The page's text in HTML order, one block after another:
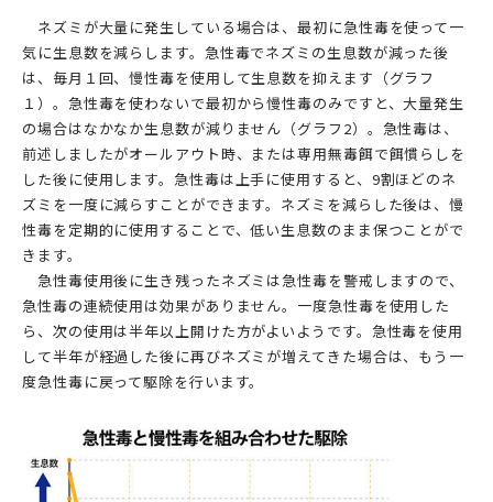
ネズミが大量に発生している場合は、最初に急性毒を使って一
気に生息数を減らします。急性毒でネズミの生息数が減った後
は、毎月１回、慢性毒を使用して生息数を抑えます（グラフ
１）。急性毒を使わないで最初から慢性毒のみですと、大量発生
の場合はなかなか生息数が減りません（グラフ2）。急性毒は、
前述しましたがオールアウト時、または専用無毒餌で餌慣らしを
した後に使用します。急性毒は上手に使用すると、9割ほどのネ
ズミを一度に減らすことができます。ネズミを減らした後は、慢
性毒を定期的に使用することで、低い生息数のまま保つことがで
きます。
急性毒使用後に生き残ったネズミは急性毒を警戒しますので、
急性毒の連続使用は効果がありません。一度急性毒を使用した
ら、次の使用は半年以上開けた方がよいようです。急性毒を使用
して半年が経過した後に再びネズミが増えてきた場合は、もう一
度急性毒に戻って駆除を行います。